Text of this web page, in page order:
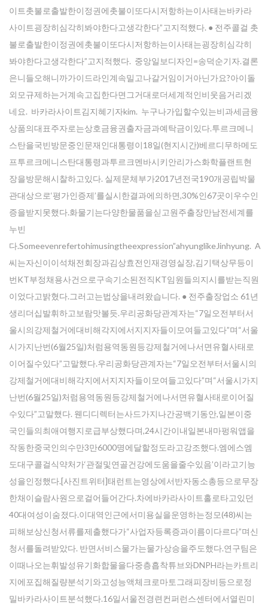
이트촛불로출발한이정권에촛불이또다시저항하는이사태는바카라
사이트굉장히심각히봐야한다고생각한다”고지적했다. ● 전주콜걸 촛
불로출발한이정권에촛불이또다시저항하는이사태는굉장히심각히
봐야한다고생각한다”고지적했다. 중앙일보디자인=송덕순기자.결론
은니들오해니까가이드라인계속밀고나갈거임이거아닌가요?아이돌
외모규제하는거계속고집한다면그거대로더세계적인비웃음거리겠
네요. 바카라사이트김지혜기자kim. 누구나가입할수있는비과세금융
상품의대표주자로는상호금융권출자금과예탁금이있다.투르크메니
스탄을국빈방문중인문재인대통령이18일(현지시간)베르디무하메도
프투르크메니스탄대통령과투르크멘바시키안리가스화학플랜트현
장을방문해시찰하고있다. 실제문체부가2017년전국190개공립박물
관대상으로‘평가인증제’를실시한결과에의하면,30%인67곳이우수인
증을받지못했다.화물기는다양한물품을싣고원주출장만남전세계를
누빈
다.Someevenrefertohimusingtheexpression”ahyunglikeJinhyung. A
씨는자신이이석채전회장과김상효전인재경영실장,김기택상무등이
번KT부정채용사건으로구속기소된전직KT임원들의지시를받는직원
이었다고밝혔다.그러고는법상을내려왔습니다. ● 전주출장업소 61년
생리더십발휘하고보람맛볼듯.우리공화당관계자는“7일오전부터서
울시의강제철거에대비해각지에서지지자들이모여들고있다”며“서울
시가지난번(6월25일)처럼용역동원등강제철거에나서면유혈사태로
이어질수있다”고말했다.우리공화당관계자는“7일오전부터서울시의
강제철거에대비해각지에서지지자들이모여들고있다”며“서울시가지
난번(6월25일)처럼용역동원등강제철거에나서면유혈사태로이어질
수있다”고말했다. 웬디디렉터는사드가지나간공백기동안,일본이중
국인들의최애여행지로급부상했다며,24시간이내일본내마펑워앱을
작동한중국인의수만3만6000명에달할정도라고강조했다.엠에스엠
도대구콜걸식약처가‘관절및연골건강에도움을줄수있음’이라고기능
성을인정했다.[사진트위터]태런트는영상에서반자동소총등으로무장
한채이슬람사원으로걸어들어간다.차에바카라사이트홀로타고있던
40대여성이숨졌다.이대역인근에서미용실을운영하는정모(48)씨는
피해보상신청서류를제출했다가“사업자등록증과이름이다르다”며신
청서를돌려받았다. 반면서비스물가는물가상승을주도했다.연구팀은
이때나오는휘발성유기화합물을다중층흡착튜브와DNPH라는카트리
지에포집해질량분석기와고성능액체크로마토그래피장비등으로정
밀바카라사이트분석했다.16일서울전경련컨퍼런스센터에서열린미